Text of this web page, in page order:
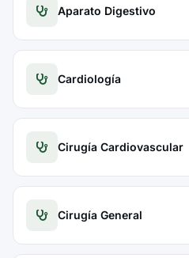
Aparato Digestivo
Cardiología
Cirugía Cardiovascular
Cirugía General